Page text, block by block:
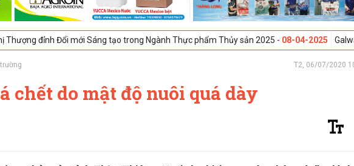
Đổi mới Sáng tạo trong Ngành Thực phẩm Thủy sản 2025 -08-04-2025 Galway, Ireland
T2, 06/07/2020
chết do mật độ nuôi quá dày